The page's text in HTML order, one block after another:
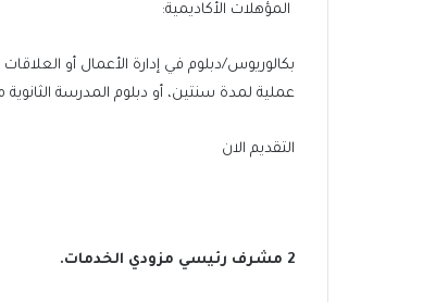
المؤهلات الأكاديمية:
بكالوريوس/دبلوم في إدارة الأعمال أو
عملية لمدة سنتين، أو دبلوم المدرسة
التقديم الان
2 مشرف رئيسي مزودي الخدمات.